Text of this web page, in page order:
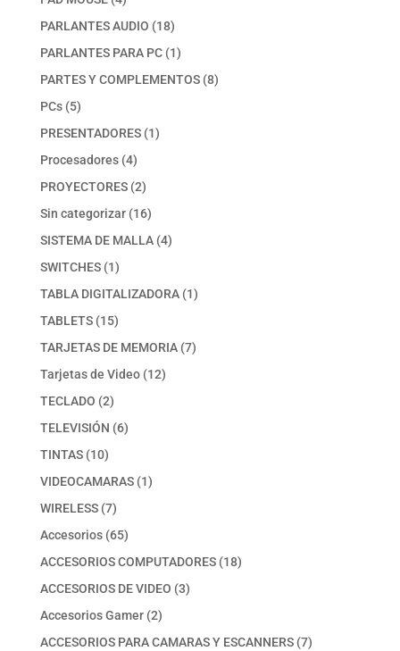
productos
PARLANTES AUDIO 1818
productos
PARLANTES PARA PC 11
producto
PARTES Y COMPLEMENTOS 88
PCs 55
productos
PRESENTADORES 11
Procesadores 44
productos
PROYECTORES 22
productos
Sin categorizar 1616
productos
SISTEMA DE MALLA 44
SWITCHES 11
producto
TABLA DIGITALIZADORA 11
TABLETS 1515
productos
TARJETAS DE MEMORIA 77
Tarjetas de Video 1212
TECLADO 22
productos
TELEVISIÓN 66
TINTAS 1010
productos
VIDEOCAMARAS 11
WIRELESS 77
productos
Accesorios 6565
productos
ACCESORIOS COMPUTADORES 1818
ACCESORIOS DE VIDEO 33
Accesorios Gamer 22
productos
ACCESORIOS PARA CAMARAS Y ESCANNERS 77